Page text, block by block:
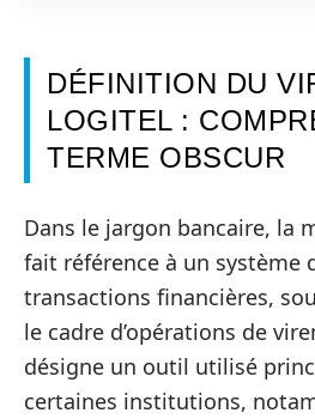
DÉFINITION DU
LOGITEL :
TERME OBSCUR
Dans le jargon bancaire, la
fait référence à un système
transactions financières,
le cadre d’opérations de
désigne un outil utilisé
certaines institutions,